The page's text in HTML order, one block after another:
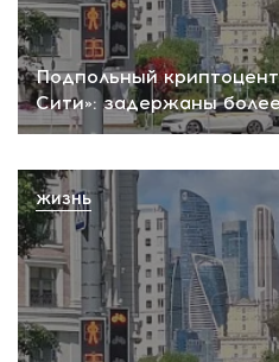
Подпольный
Сити»: задержаны
ЖИЗНЬ